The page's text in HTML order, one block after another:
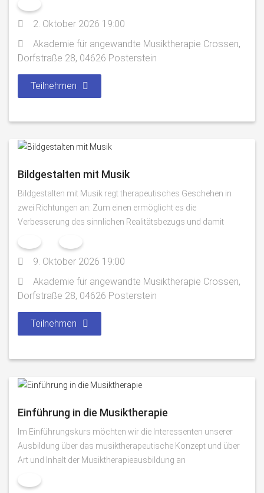
2. Oktober 2026 19:00
Akademie für angewandte Musiktherapie Crossen,
Dorfstraße 28, 04626 Posterstein
Teilnehmen
Bildgestalten mit Musik
Bildgestalten mit Musik regt therapeutisches Geschehen in
zwei Richtungen an: Zum einen ermöglicht es die
Verbesserung des sinnlichen Realitätsbezugs und damit
9. Oktober 2026 19:00
Akademie für angewandte Musiktherapie Crossen,
Dorfstraße 28, 04626 Posterstein
Teilnehmen
Einführung in die Musiktherapie
Im Einführungskurs möchten wir die Interessenten unserer
Ausbildung über das musiktherapeutische Konzept und über
Art und Inhalt der Musiktherapieausbildung an